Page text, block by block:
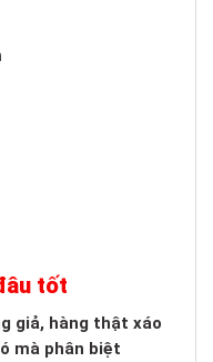
tốt
giả, hàng thật xáo
mà phân biệt